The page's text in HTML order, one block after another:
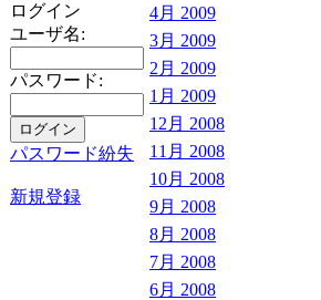
ログイン
ユーザ名:
パスワード:
パスワード紛失
新規登録
4月 2009
3月 2009
2月 2009
1月 2009
12月 2008
11月 2008
10月 2008
9月 2008
8月 2008
7月 2008
6月 2008